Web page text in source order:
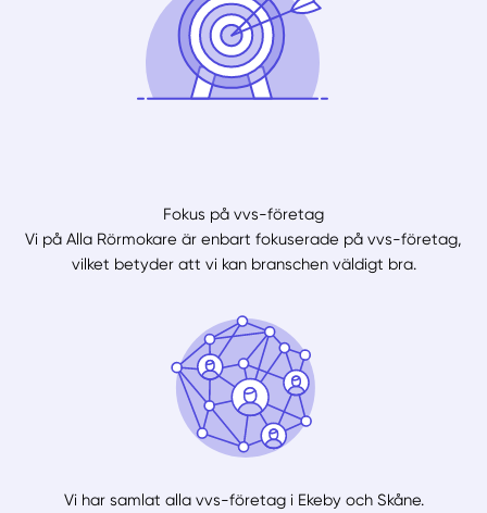
Fokus på vvs-företag
Vi på Alla Rörmokare är enbart fokuserade på vvs-företag,
vilket betyder att vi kan branschen väldigt bra.
Vi har samlat alla vvs-företag i Ekeby och Skåne.